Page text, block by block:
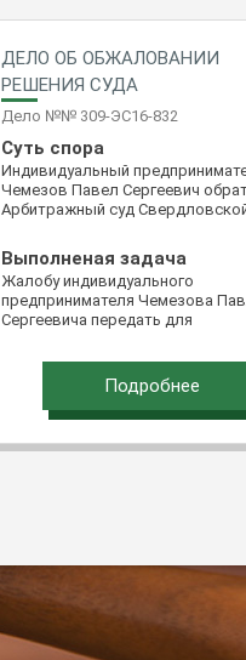
ДЕЛО ОБ ОБЖАЛОВАНИИ
РЕШЕНИЯ СУДА
Дело №№ 309-ЭС16-832
Суть спора
Индивидуальный
Чемезов Павел Сергеевич
Арбитражный суд
ограниченной ответственностью
«Терминал Чкаловский» о
502 463 руб. 12 коп. убытков.
Выполненая задача
Жалобу индивидуального
предпринимателя Чемезова
Сергеевича передать для
Судебной коллегии по
спорам Верховного Суда
Подробнее